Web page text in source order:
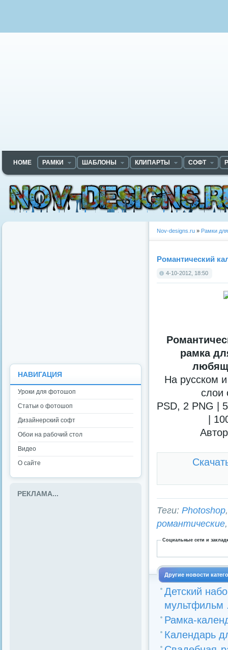
HOME РАМКИ ШАБЛОНЫ КЛИПАРТЫ СОФТ
Nov-designs.ru » Рамки
Романтический
4-10-2012, 18:50
рамка
На русском
слои
PSD, 2 PNG |
|
Теги: Photoshop
романтические
Социальные сети и
Другие новости
Детский
мультфильм
Рамка-
Календарь
НАВИГАЦИЯ
Уроки для фотошоп
Статьи о фотошоп
Дизайнерский софт
Обои на рабочий стол
Видео
О сайте
РЕКЛАМА...